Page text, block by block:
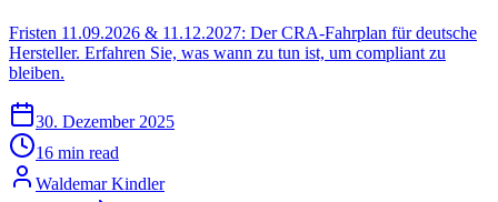
Fristen 11.09.2026 & 11.12.2027: Der CRA-Fahrplan für deutsche
Hersteller. Erfahren Sie, was wann zu tun ist, um compliant zu
bleiben.
30. Dezember 2025
16 min read
Waldemar Kindler